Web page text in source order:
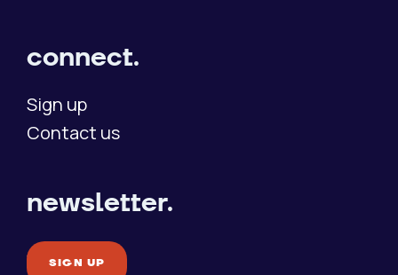
connect.
Sign up
Contact us
newsletter.